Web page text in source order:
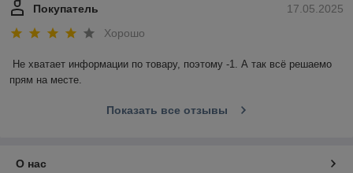
17.05.2025
Покупатель
Хорошо
Не хватает информации по товару, поэтому -1. А так всё решаемо
прям на месте.
Показать все отзывы
О нас